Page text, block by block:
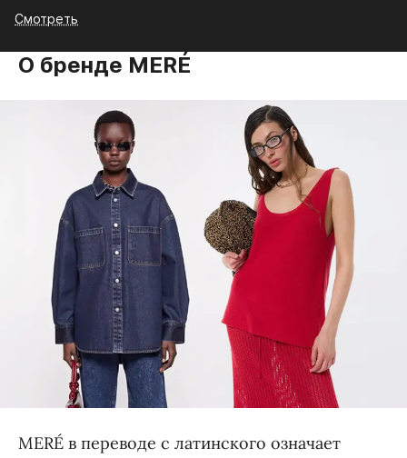
Смотреть
О бренде MERÉ
MERÉ в переводе с латинского означает